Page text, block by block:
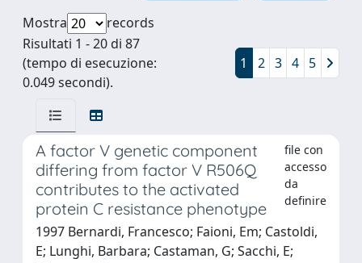
Mostra
records
Risultati 1 - 20 di 87
(tempo di esecuzione:
0.049 secondi).
1 2 3 4 5
A factor V genetic component
differing from factor V R506Q
contributes to the activated
protein C resistance phenotype
file con
accesso
da
definire
1997 Bernardi, Francesco; Faioni, Em; Castoldi,
E; Lunghi, Barbara; Castaman, G; Sacchi, E;